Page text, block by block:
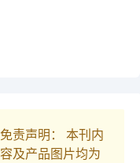
免责声明： 本刊内
容及产品图片均为